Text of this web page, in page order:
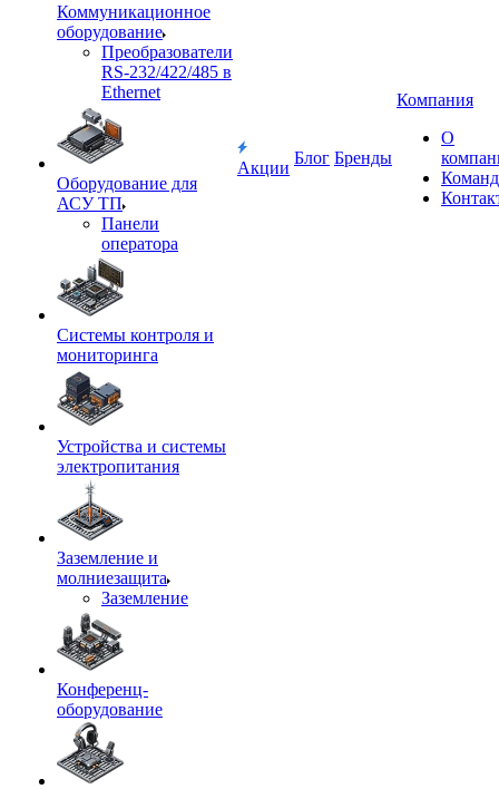
Коммуникационное
оборудование
Преобразователи
RS-232/422/485 в
Ethernet
Оборудование для
АСУ ТП
Панели
оператора
Системы контроля и
мониторинга
Устройства и системы
электропитания
Заземление и
молниезащита
Заземление
Конференц-
оборудование
Акции
Блог Бренды
Компания
О